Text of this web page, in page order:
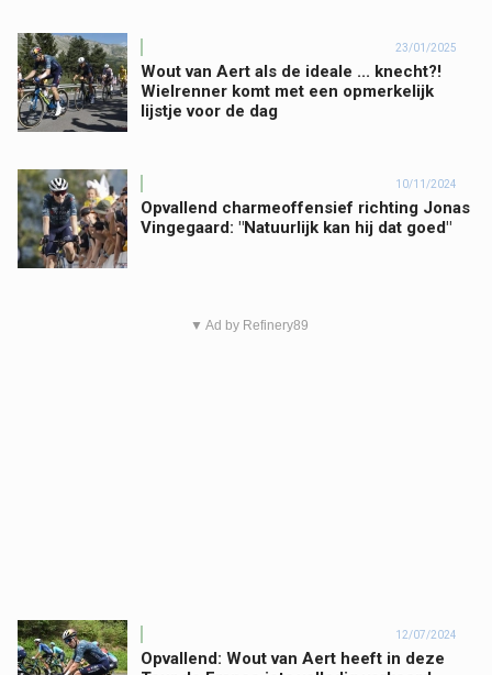
23/01/2025
Wout van Aert als de ideale ... knecht?!
Wielrenner komt met een opmerkelijk
lijstje voor de dag
10/11/2024
Opvallend charmeoffensief richting Jonas
Vingegaard: "Natuurlijk kan hij dat goed"
▼ Ad by Refinery89
12/07/2024
Opvallend: Wout van Aert heeft in deze